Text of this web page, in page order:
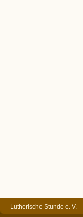
Lutherische Stunde e.